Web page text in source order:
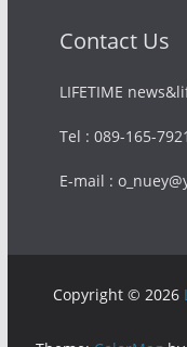
Contact Us
LIFETIME
Tel : 089-165-7921
E-mail :
Copyright © 2026